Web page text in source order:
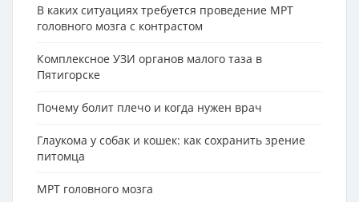
В каких ситуациях требуется проведение МРТ
головного мозга с контрастом
Комплексное УЗИ органов малого таза в
Пятигорске
Почему болит плечо и когда нужен врач
Глаукома у собак и кошек: как сохранить зрение
питомца
МРТ головного мозга